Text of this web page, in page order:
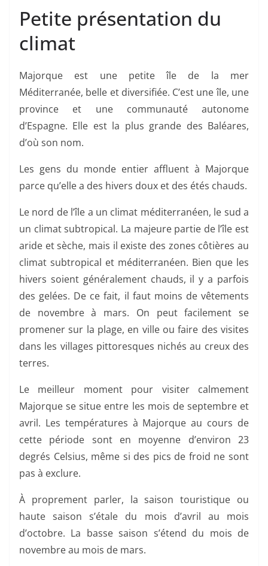
Petite présentation du
climat
Majorque est une petite île de la mer
Méditerranée, belle et diversifiée. C’est une île, une
province et une communauté autonome
d’Espagne. Elle est la plus grande des Baléares,
d’où son nom.
Les gens du monde entier affluent à Majorque
parce qu’elle a des hivers doux et des étés chauds.
Le nord de l’île a un climat méditerranéen, le sud a
un climat subtropical. La majeure partie de l’île est
aride et sèche, mais il existe des zones côtières au
climat subtropical et méditerranéen. Bien que les
hivers soient généralement chauds, il y a parfois
des gelées. De ce fait, il faut moins de vêtements
de novembre à mars. On peut facilement se
promener sur la plage, en ville ou faire des visites
dans les villages pittoresques nichés au creux des
terres.
Le meilleur moment pour visiter calmement
Majorque se situe entre les mois de septembre et
avril. Les températures à Majorque au cours de
cette période sont en moyenne d’environ 23
degrés Celsius, même si des pics de froid ne sont
pas à exclure.
À proprement parler, la saison touristique ou
haute saison s’étale du mois d’avril au mois
d’octobre. La basse saison s’étend du mois de
novembre au mois de mars.